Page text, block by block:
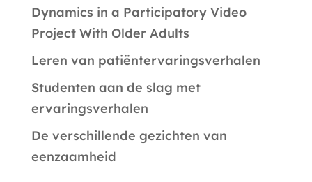
Dynamics in a Participatory Video
Project With Older Adults
Leren van patiëntervaringsverhalen
Studenten aan de slag met
ervaringsverhalen
De verschillende gezichten van
eenzaamheid